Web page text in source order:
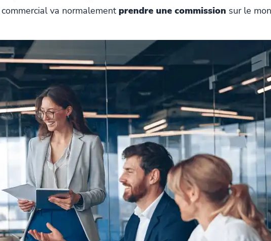
va normalement prendre une commission sur le